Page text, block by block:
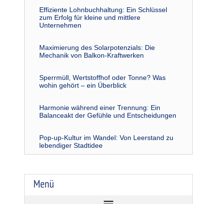
Effiziente Lohnbuchhaltung: Ein Schlüssel
zum Erfolg für kleine und mittlere
Unternehmen
Maximierung des Solarpotenzials: Die
Mechanik von Balkon-Kraftwerken
Sperrmüll, Wertstoffhof oder Tonne? Was
wohin gehört – ein Überblick
Harmonie während einer Trennung: Ein
Balanceakt der Gefühle und Entscheidungen
Pop-up-Kultur im Wandel: Von Leerstand zu
lebendiger Stadtidee
Menü